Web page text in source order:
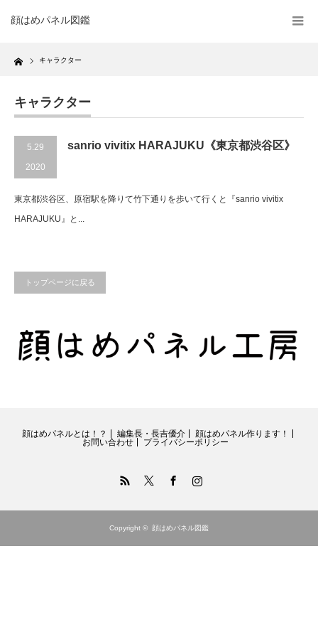
顔はめパネル図鑑
Home キャラクター
キャラクター
5.29
2020
sanrio vivitix HARAJUKU《東京都渋谷区》
東京都渋谷区、原宿駅を降りて竹下通りを歩いて行くと『sanrio vivitix
HARAJUKU』と...
トップページに戻る
顔はめパネルとは！？ 編集長・長吉優介
顔はめパネル作ります！
お問い合わせ
プライバシーポリシー
FacebookInstagram
Copyright © 顔はめパネル図鑑